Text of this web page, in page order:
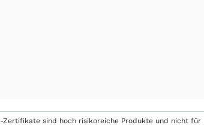
sind hoch risikoreiche Produkte und nicht für